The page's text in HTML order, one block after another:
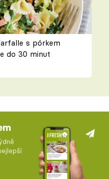
s pórkem
do 30 minut